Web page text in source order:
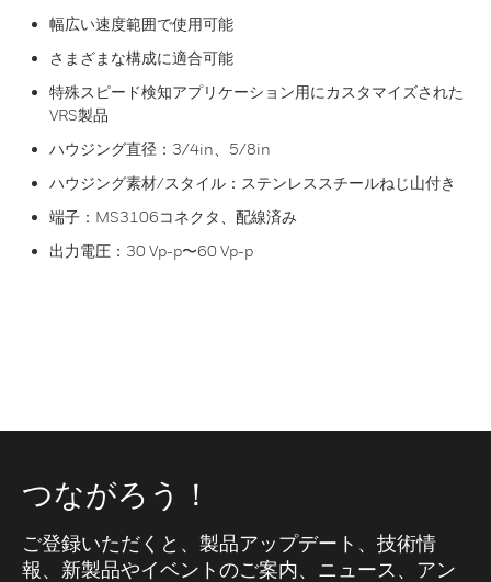
幅広い速度範囲で使用可能
さまざまな構成に適合可能
特殊スピード検知アプリケーション用にカスタマイズされた
VRS製品
ハウジング直径：3/4in、5/8in
ハウジング素材/スタイル：ステンレススチールねじ山付き
端子：MS3106コネクタ、配線済み
出力電圧：30 Vp-p〜60 Vp-p
つながろう！
ご登録いただくと、製品アップデート、技術情
報、新製品やイベントのご案内、ニュース、アン